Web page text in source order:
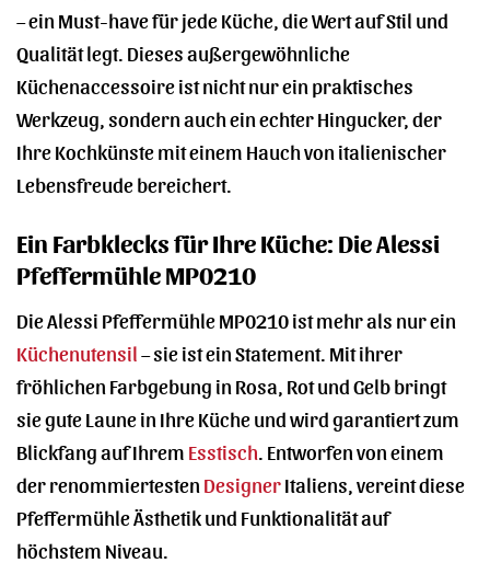
– ein Must-have für jede Küche, die Wert auf Stil und
Qualität legt. Dieses außergewöhnliche
Küchenaccessoire ist nicht nur ein praktisches
Werkzeug, sondern auch ein echter Hingucker, der
Ihre Kochkünste mit einem Hauch von italienischer
Lebensfreude bereichert.
Ein Farbklecks für Ihre Küche: Die Alessi
Pfeffermühle MP0210
Die Alessi Pfeffermühle MP0210 ist mehr als nur ein
Küchenutensil– sie ist ein Statement. Mit ihrer
fröhlichen Farbgebung in Rosa, Rot und Gelb bringt
sie gute Laune in Ihre Küche und wird garantiert zum
Blickfang auf Ihrem Esstisch . Entworfen von einem
der renommiertesten DesignerItaliens, vereint diese
Pfeffermühle Ästhetik und Funktionalität auf
höchstem Niveau.